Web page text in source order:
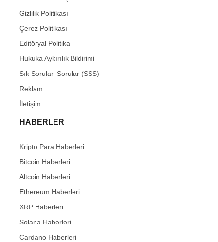
Gizlilik Politikası
Çerez Politikası
Editöryal Politika
Hukuka Aykırılık Bildirimi
Sık Sorulan Sorular (SSS)
Reklam
İletişim
HABERLER
Kripto Para Haberleri
Bitcoin Haberleri
Altcoin Haberleri
Ethereum Haberleri
XRP Haberleri
Solana Haberleri
Cardano Haberleri